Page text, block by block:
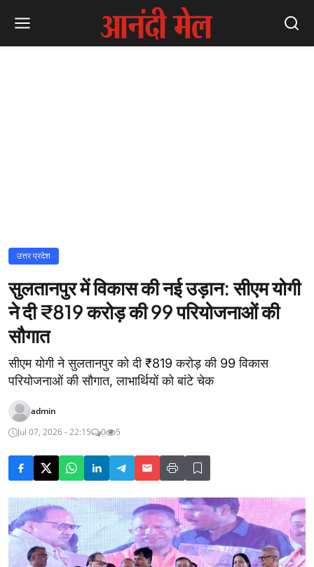
उत्तर प्रदेश
सुलतानपुर में विकास की नई उड़ान: सीएम योगी
ने दी ₹819 करोड़ की 99 परियोजनाओं की
सौगात
सीएम योगी ने सुलतानपुर को दी ₹819 करोड़ की 99 विकास
परियोजनाओं की सौगात, लाभार्थियों को बांटे चेक
admin
Jul 07, 2026 - 22:15
0 5